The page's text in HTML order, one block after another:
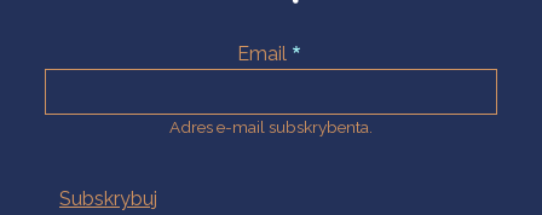
Email
Adres e-mail subskrybenta.